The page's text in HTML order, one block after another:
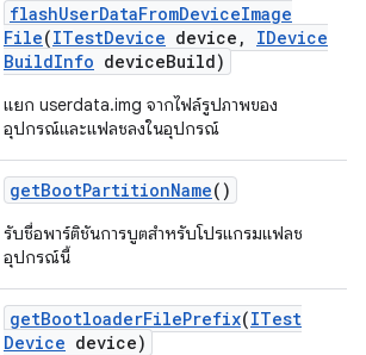
flashUserDataFromDeviceImage
File(ITestDevice device ,
IDevice
BuildInfo deviceBuild)
แยก userdata.img จากไฟล์รูปภาพของ
อุปกรณ์และแฟลชลงในอุปกรณ์
getBootPartitionName()
รับชื่อพาร์ติชันการบูตสำหรับโปรแกรมแฟลช
อุปกรณ์นี้
getBootloaderFilePrefix(ITest
Device device)